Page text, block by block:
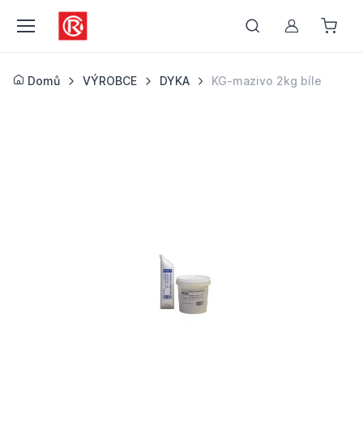
Můj účet
Domů VÝROBCE DYKA KG-mazivo 2kg bíle